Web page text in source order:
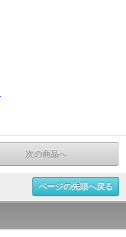
次の商品へ
ページの先頭へ戻る